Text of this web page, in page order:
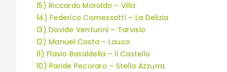
15) Riccardo Moroldo – Villa
14) Federico Comessatti – La Delizia
13) Davide Venturini – Tarvisio
12) Manuel Costa – Lauco
11) Flavio Basaldella – Il Castello
10) Paride Pecoraro – Stella Azzurra